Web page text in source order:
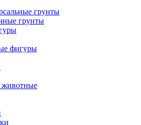
грунты
грунты
фигуры
животные